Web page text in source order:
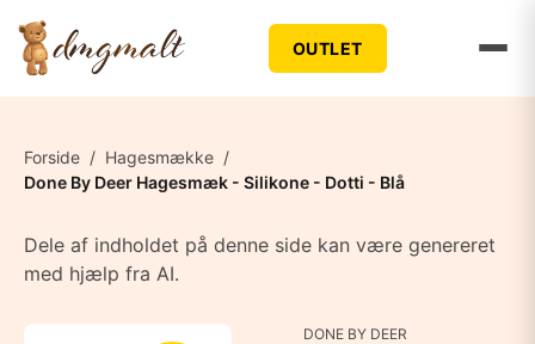
OUTLET
Forside / Hagesmække /
Done By Deer Hagesmæk - Silikone - Dotti - Blå
Dele af indholdet på denne side kan være genereret
med hjælp fra AI.
DONE BY DEER